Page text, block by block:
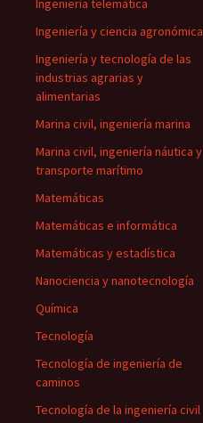
Ingeniería telemática
Ingeniería y ciencia agronómica
Ingeniería y tecnología de las
industrias agrarias y
alimentarias
Marina civil, ingeniería marina
Marina civil, ingeniería náutica y
transporte marítimo
Matemáticas
Matemáticas e informática
Matemáticas y estadística
Nanociencia y nanotecnología
Química
Tecnología
Tecnología de ingeniería de
caminos
Tecnología de la ingeniería civil